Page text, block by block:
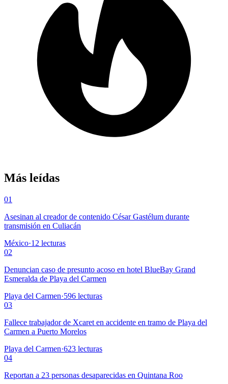
Más leídas
01
Asesinan al creador de contenido César Gastélum durante
transmisión en Culiacán
México·12 lecturas
02
Denuncian caso de presunto acoso en hotel BlueBay Grand
Esmeralda de Playa del Carmen
Playa del Carmen·596 lecturas
03
Fallece trabajador de Xcaret en accidente en tramo de Playa del
Carmen a Puerto Morelos
Playa del Carmen·623 lecturas
04
Reportan a 23 personas desaparecidas en Quintana Roo